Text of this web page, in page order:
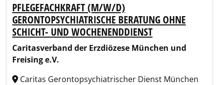
PFLEGEFACHKRAFT (M/W/D)
GERONTOPSYCHIATRISCHE BERATUNG OHNE
SCHICHT- UND WOCHENENDDIENST
Caritasverband der Erzdiözese München und
Freising e.V.
Caritas Gerontopsychiatrischer Dienst München